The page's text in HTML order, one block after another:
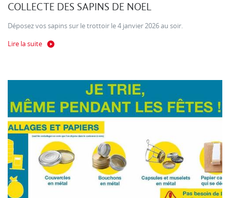
COLLECTE DES SAPINS DE NOEL
Déposez vos sapins sur le trottoir le 4 janvier 2026 au soir.
Lire la suite